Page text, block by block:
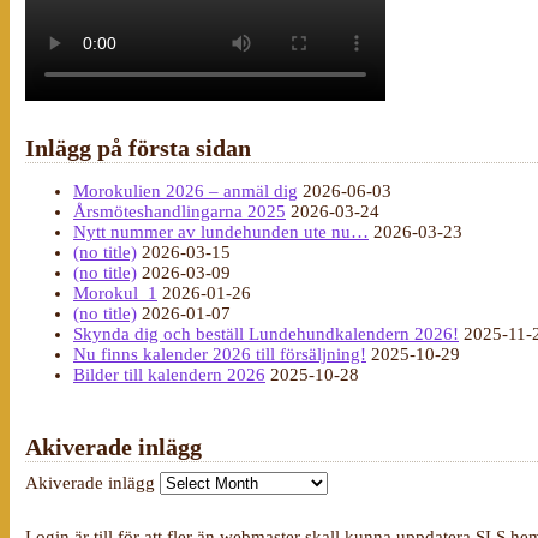
Inlägg på första sidan
Morokulien 2026 – anmäl dig 2026-06-03
Årsmöteshandlingarna 2025 2026-03-24
Nytt nummer av lundehunden ute nu… 2026-03-23
(no title) 2026-03-15
(no title) 2026-03-09
Morokul_1 2026-01-26
(no title) 2026-01-07
Skynda dig och beställ Lundehundkalendern 2026! 2025-11-
Nu finns kalender 2026 till försäljning! 2025-10-29
Bilder till kalendern 2026 2025-10-28
Akiverade inlägg
Akiverade inlägg